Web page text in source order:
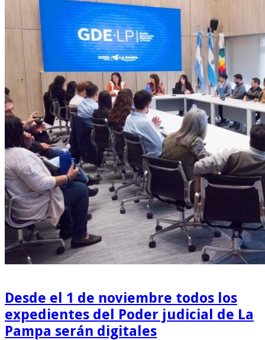
Desde el 1 de noviembre todos los
expedientes del Poder judicial de La
Pampa serán digitales